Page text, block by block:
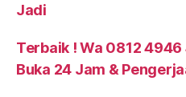
Jadi
Terbaik ! Wa 0812
Buka 24 Jam &